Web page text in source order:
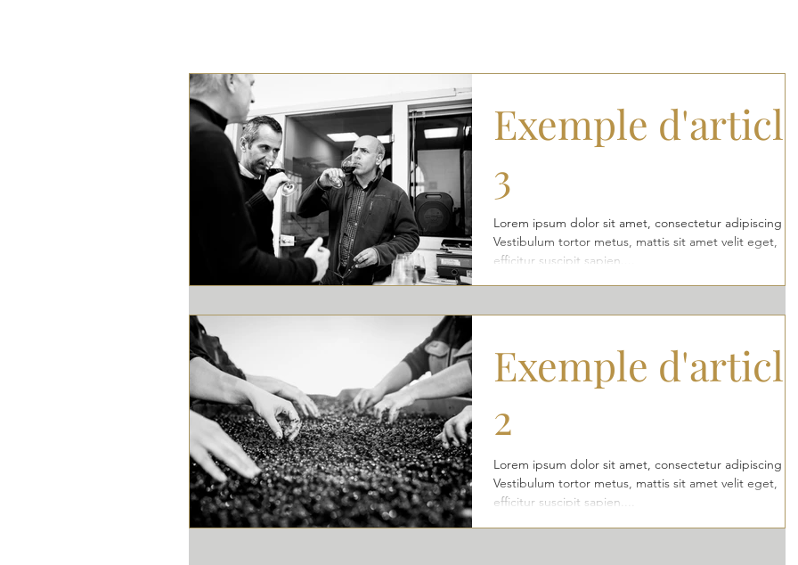
Exemple
3
Lorem ipsum dolor sit amet, consectetur adipiscing
Vestibulum tortor metus, mattis sit amet velit eget,
efficitur suscipit sapien....
Exemple
2
Lorem ipsum dolor sit amet, consectetur adipiscing
Vestibulum tortor metus, mattis sit amet velit eget,
efficitur suscipit sapien....